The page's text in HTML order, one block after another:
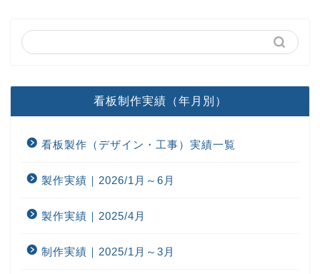
看板制作実績（年月別）
看板製作（デザイン・工事）実績一覧
製作実績｜2026/1月～6月
製作実績｜2025/4月
制作実績｜2025/1月～3月